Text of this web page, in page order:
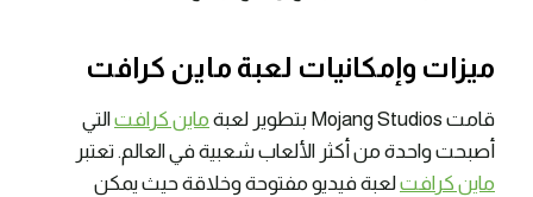
ميزات وإمكانيات لعبة ماين كرافت
قامت Mojang Studios بتطوير لعبة ماين كرافتالتي
أصبحت واحدة من أكثر الألعاب شعبية في العالم. تعتبر
ماين كرافتلعبة فيديو مفتوحة وخلاقة حيث يمكن